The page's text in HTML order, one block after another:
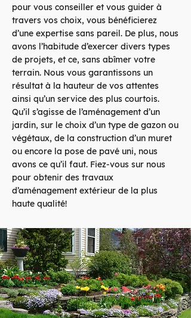
pour vous conseiller et vous guider à
travers vos choix, vous bénéficierez
d’une expertise sans pareil. De plus, nous
avons l’habitude d’exercer divers types
de projets, et ce, sans abîmer votre
terrain. Nous vous garantissons un
résultat à la hauteur de vos attentes
ainsi qu’un service des plus courtois.
Qu’il s’agisse de l’aménagement d’un
jardin, sur le choix d’un type de gazon ou
végétaux, de la construction d’un muret
ou encore la pose de pavé uni, nous
avons ce qu’il faut. Fiez-vous sur nous
pour obtenir des travaux
d’aménagement extérieur de la plus
haute qualité!